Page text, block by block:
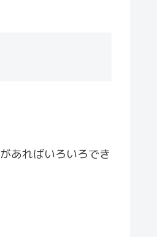
あればいろいろでき